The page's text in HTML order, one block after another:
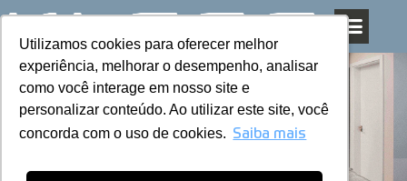
Utilizamos cookies para oferecer melhor
experiência, melhorar o desempenho, analisar
como você interage em nosso site e
personalizar conteúdo. Ao utilizar este site, você
concorda com o uso de cookies. Saiba mais
Utilizamos cookies para oferecer melhor
experiência, melhorar o desempenho, analisar
como você interage em nosso site e
personalizar conteúdo. Ao utilizar este site, você
concorda com o uso de cookies. Saiba mais
Pular
para
o
conteúdo
Blog